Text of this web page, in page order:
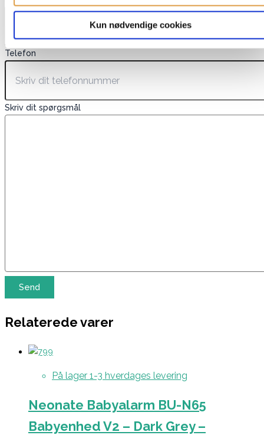
Kun nødvendige cookies
Telefon
Skriv dit spørgsmål
Relaterede varer
På lager 1-3 hverdages levering
Neonate Babyalarm BU-N65
Babyenhed V2 – Dark Grey –